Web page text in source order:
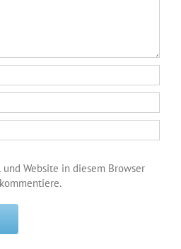
und Website in diesem Browser